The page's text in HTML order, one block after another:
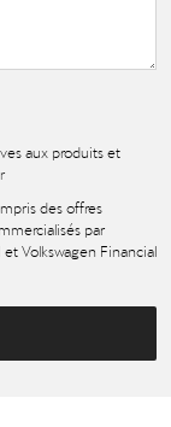
aux produits et
des offres
par
Volkswagen Financial